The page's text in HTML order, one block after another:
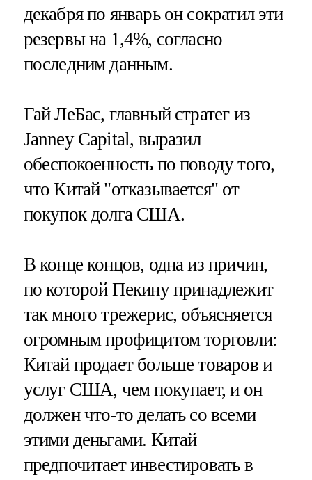
декабря по январь он сократил эти
резервы на 1,4%, согласно
последним данным.
Гай ЛеБас, главный стратег из
Janney Capital, выразил
обеспокоенность по поводу того,
что Китай "отказывается" от
покупок долга США.
В конце концов, одна из причин,
по которой Пекину принадлежит
так много трежерис, объясняется
огромным профицитом торговли:
Китай продает больше товаров и
услуг США, чем покупает, и он
должен что-то делать со всеми
этими деньгами. Китай
предпочитает инвестировать в